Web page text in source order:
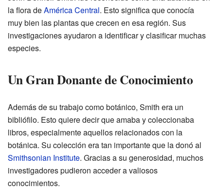
la flora deAmérica Central. Esto significa que conocía
muy bien las plantas que crecen en esa región. Sus
investigaciones ayudaron a identificar y clasificar muchas
especies.
Un Gran Donante de Conocimiento
Además de su trabajo como botánico, Smith era un
bibliófilo. Esto quiere decir que amaba y coleccionaba
libros, especialmente aquellos relacionados con la
botánica. Su colección era tan importante que la donó al
Smithsonian Institute. Gracias a su generosidad, muchos
investigadores pudieron acceder a valiosos
conocimientos.